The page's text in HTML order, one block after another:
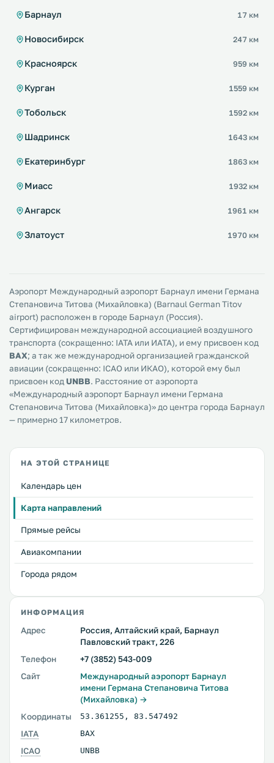
Барнаул 17 км
Новосибирск 247 км
Красноярск 959 км
Курган 1559 км
Тобольск 1592 км
Шадринск 1643 км
Екатеринбург 1863 км
Миасс 1932 км
Ангарск 1961 км
Златоуст 1970 км
Аэропорт Международный аэропорт Барнаул имени Германа
Степановича Титова (Михайловка) (Barnaul German Titov
airport) расположен в городе Барнаул (Россия).
Сертифицирован международной ассоциацией воздушного
транспорта (сокращенно: IATA или ИАТА), и ему присвоен код
BAX; а так же международной организацией гражданской
авиации (сокращенно: ICAO или ИКАО), которой ему был
присвоен код UNBB. Расстояние от аэропорта
«Международный аэропорт Барнаул имени Германа
Степановича Титова (Михайловка)» до центра города Барнаул
— примерно 17 километров.
НА ЭТОЙ СТРАНИЦЕ
Календарь цен
Карта направлений
Прямые рейсы
Авиакомпании
Города рядом
ИНФОРМАЦИЯ
Адрес
Россия, Алтайский край, Барнаул
Павловский тракт, 226
Телефон
+7 (3852) 543-009
Сайт
Международный аэропорт Барнаул
имени Германа Степановича Титова
(Михайловка) →
Координаты
53.361255 , 83.547492
IATA BAX
ICAO UNBB